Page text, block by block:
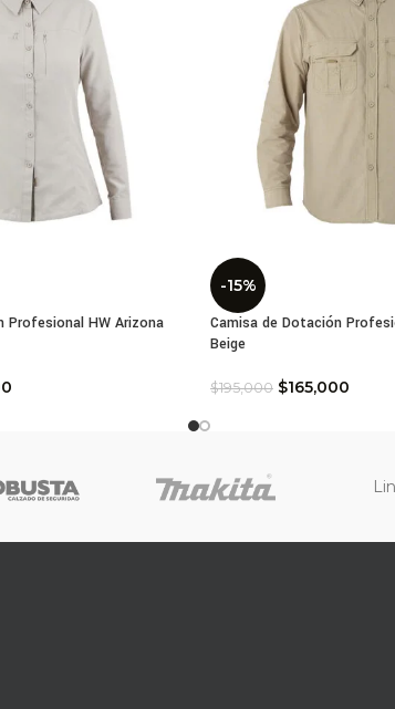
femenina insulada con tecnología Eco Light,
en forma de diamante que distribuye mejor
pretina ajustable con tanca y puños con ajuste
principal YKK.
exteriores en costado con cierre y bolsillo
Poliéster.
100% Poliéster.
Profesional HW Arizona
-15%
Camisa de Dotación
Beige
$195,000 $165,000